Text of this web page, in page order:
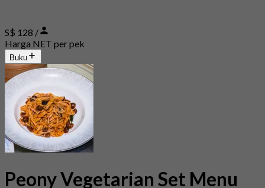
S$ 128 /
Harga NET per pek
Buku
Peony Vegetarian Set Menu